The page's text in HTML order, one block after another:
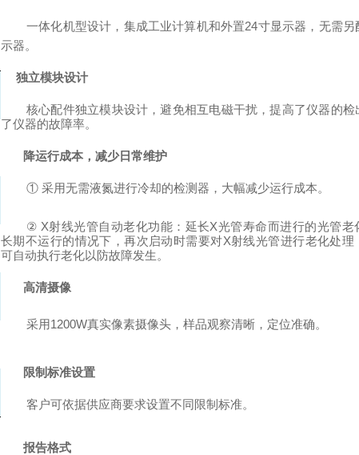
一体化机型设计，集成工业计算机和外置24寸显示器，无需另
示器。
独立模块设计
核心配件独立模块设计，避免相互电磁干扰，提高了仪器的检
了仪器的故障率。
降运行成本，减少日常维护
① 采用无需液氮进行冷却的检测器，大幅减少运行成本。
② X射线光管自动老化功能：延长X光管寿命而进行的光管老
长期不运行的情况下，再次启动时需要对X射线光管进行老化处理
可自动执行老化以防故障发生。
高清摄像
采用1200W真实像素摄像头，样品观察清晰，定位准确。
限制标准设置
客户可依据供应商要求设置不同限制标准。
报告格式